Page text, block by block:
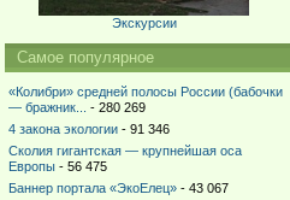
Экскурсии
Самое популярное
«Колибри» средней полосы России (бабочки
— бражник...
- 280 269
4 закона экологии- 91 346
Сколия гигантская — крупнейшая оса
Европы- 56 475
Баннер портала «ЭкоЕлец»- 43 067